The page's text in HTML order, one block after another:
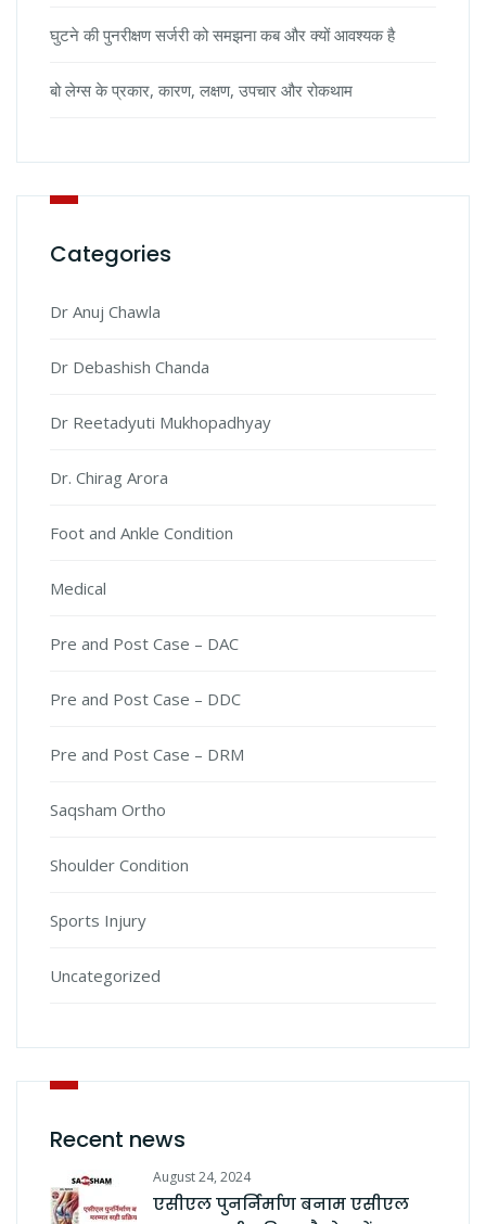
घुटने की पुनरीक्षण सर्जरी को समझना कब और क्यों आवश्यक है
बो लेग्स के प्रकार, कारण, लक्षण, उपचार और रोकथाम
Categories
Dr Anuj Chawla
Dr Debashish Chanda
Dr Reetadyuti Mukhopadhyay
Dr. Chirag Arora
Foot and Ankle Condition
Medical
Pre and Post Case – DAC
Pre and Post Case – DDC
Pre and Post Case – DRM
Saqsham Ortho
Shoulder Condition
Sports Injury
Uncategorized
Recent news
August 24, 2024
एसीएल पुनर्निर्माण बनाम एसीएल